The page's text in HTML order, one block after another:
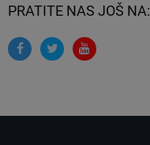
PRATITE NAS JOŠ NA: